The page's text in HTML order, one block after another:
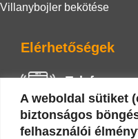
A weboldal sütiket
biztonságos
felhasználói
Villanybojler bekötése
Elérhetőségek
Telefon
+36 20 942